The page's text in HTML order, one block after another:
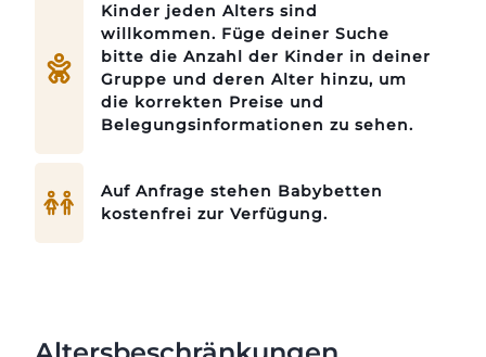
APARTMENTS
ANGEBOTE
Kinder jeden Alters sind
willkommen. Füge deiner Suche
bitte die Anzahl der Kinder in deiner
Gruppe und deren Alter hinzu, um
die korrekten Preise und
Belegungsinformationen zu sehen.
Auf Anfrage stehen Babybetten
kostenfrei zur Verfügung.